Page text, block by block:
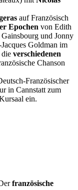
auf Französisch
Epochen von Edith
und Jonny
Goldman im
die verschiedenen
Chanson
Französischer
in Cannstatt zum
ein.
französische